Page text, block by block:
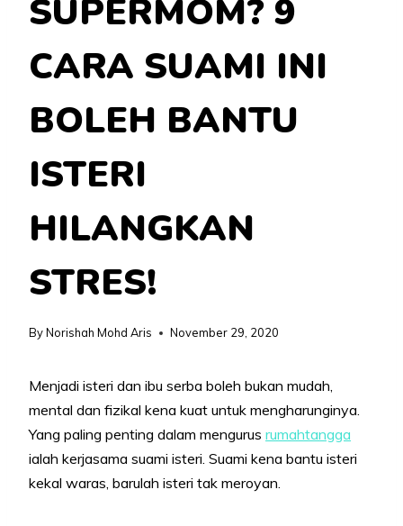
SUPERMOM? 9
CARA SUAMI INI
BOLEH BANTU
ISTERI
HILANGKAN
STRES!
ByNorishah Mohd Aris November 29, 2020
Menjadi isteri dan ibu serba boleh bukan mudah,
mental dan fizikal kena kuat untuk mengharunginya.
Yang paling penting dalam mengurus rumahtangga
ialah kerjasama suami isteri. Suami kena bantu isteri
kekal waras, barulah isteri tak meroyan.